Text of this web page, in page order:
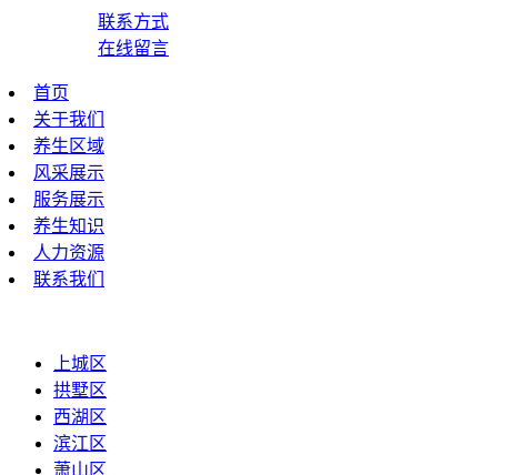
联系方式
在线留言
首页
关于我们
养生区域
风采展示
服务展示
养生知识
人力资源
联系我们
上城区
拱墅区
西湖区
滨江区
萧山区